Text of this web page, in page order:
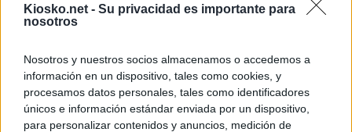
Kiosko.net - Su privacidad es importante para
nosotros
Nosotros y nuestros socios almacenamos o accedemos a
información en un dispositivo, tales como cookies, y
procesamos datos personales, tales como identificadores
únicos e información estándar enviada por un dispositivo,
para personalizar contenidos y anuncios, medición de